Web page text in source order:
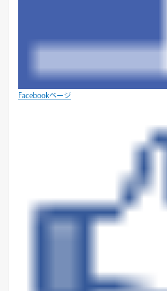
Facebookページ